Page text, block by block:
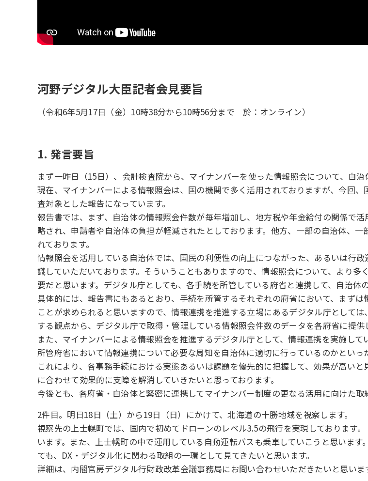
河野デジタル大臣記者会見要旨
（令和6年5月17日（金）10時38分から10時56分まで 於：オンライン）
1. 発言要旨
まず一昨日（15日）、会計検査院から、マイナンバーを使った情報照会について、自
現在、マイナンバーによる情報照会は、国の機関で多く活用されておりますが、今回
査対象とした報告になっています。
報告書では、まず、自治体の情報照会件数が毎年増加し、地方税や年金給付の関係で
略され、申請者や自治体の負担が軽減されたとしております。他方、一部の自治体、
れております。
情報照会を活用している自治体では、国民の利便性の向上につながった、あるいは行
識していただいております。そういうこともありますので、情報照会について、より
要だと思います。デジタル庁としても、各手続を所管している府省と連携して、自治体
具体的には、報告書にもあるとおり、手続を所管するそれぞれの府省において、まず
ことが求められると思いますので、情報連携を推進する立場にあるデジタル庁として
する観点から、デジタル庁で取得・管理している情報照会件数のデータを各府省に提供
また、マイナンバーによる情報照会を推進するデジタル庁として、情報連携を実施し
所管府省において情報連携について必要な周知を自治体に適切に行っているのかといっ
これにより、各事務手続における実態あるいは課題を優先的に把握して、効果が高い
に合わせて効果的に支障を解消していきたいと思っております。
今後とも、各府省・自治体と緊密に連携してマイナンバー制度の更なる活用に向けた取
2件目。明日18日（土）から19日（日）にかけて、北海道の十勝地域を視察します。
視察先の上士幌町では、国内で初めてドローンのレベル3.5の飛行を実現しております
います。また、上士幌町の中で運用している自動運転バスも乗車していこうと思いま
ても、DX・デジタル化に関わる取組の一環として見てきたいと思います。
詳細は、内閣官房デジタル行財政改革会議事務局にお問い合わせいただきたいと思いま